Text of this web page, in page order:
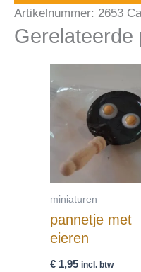
Artikelnummer: 2653
Gerelateerde
miniaturen
pannetje met
eieren
€ 1,95 incl. btw